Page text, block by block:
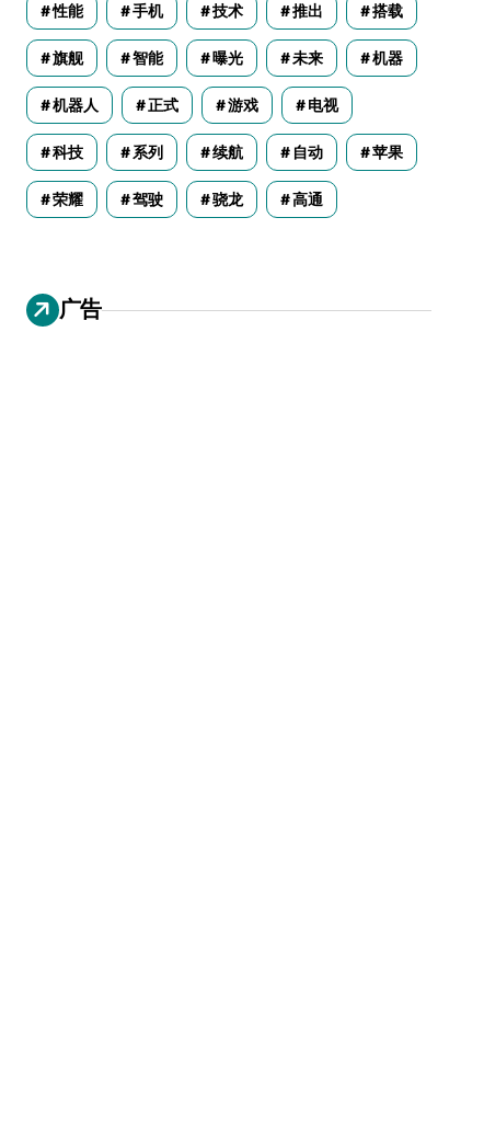
性能 手机 技术 推出 搭载
旗舰 智能 曝光 未来 机器
机器人 正式 游戏 电视
科技 系列 续航 自动 苹果
荣耀 驾驶 骁龙 高通
广告